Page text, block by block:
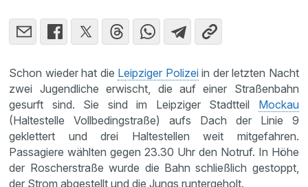
Schon wieder hat die Leipziger Polizeiin der letzten Nacht
zwei Jugendliche erwischt, die auf einer Straßenbahn
gesurft sind. Sie sind im Leipziger Stadtteil Mockau
(Haltestelle Vollbedingstraße) aufs Dach der Linie 9
geklettert und drei Haltestellen weit mitgefahren.
Passagiere wählten gegen 23.30 Uhr den Notruf. In Höhe
der Roscherstraße wurde die Bahn schließlich gestoppt,
der Strom abgestellt und die Jungs runtergeholt.